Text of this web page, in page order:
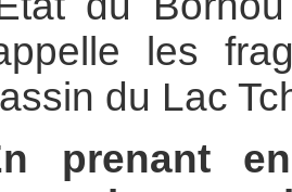
les
du Lac
prenant